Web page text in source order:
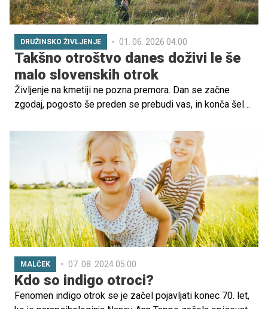
DRUŽINSKO ŽIVLJENJE 01. 06. 2026 04.00
Takšno otroštvo danes doživi le še
malo slovenskih otrok
Življenje na kmetiji ne pozna premora. Dan se začne
zgodaj, pogosto še preden se prebudi vas, in konča šele
družino. Vsako opravilo ima svoj pomen: nahraniti živali,
preveriti polja, poskrbeti za vrt in hkrati ostati prisoten za
otroke, ki ne odraščajo ob robu dela, temveč v njegovem
MALČEK 07. 08. 2024 05.00
Kdo so indigo otroci?
Fenomen indigo otrok se je začel pojavljati konec 70. let,